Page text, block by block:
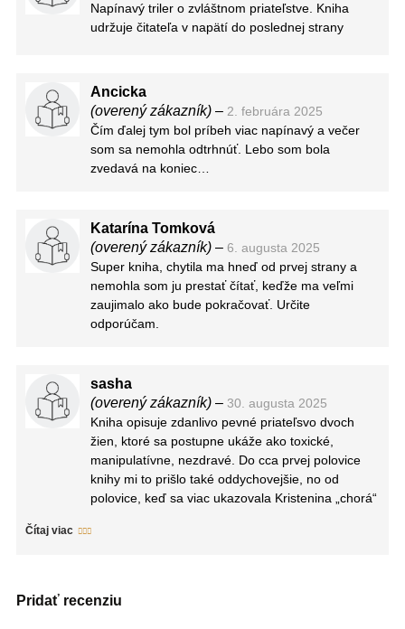
isté pasáže ma veľmi bavili a čítala sa naozaj
dobre. Škoda však monotónneho deja a konca
Napínavý triler o zvláštnom priateľstve. Kniha
udržuje čitateľa v napätí do poslednej strany
Ancicka
(overený zákazník) – 2. februára 2025
Čím ďalej tym bol príbeh viac napínavý a večer
som sa nemohla odtrhnúť. Lebo som bola
zvedavá na koniec…
Katarína Tomková
(overený zákazník) – 6. augusta 2025
Super kniha, chytila ma hneď od prvej strany a
nemohla som ju prestať čítať, keďže ma veľmi
zaujimalo ako bude pokračovať. Určite
odporúčam.
sasha
(overený zákazník) – 30. augusta 2025
Kniha opisuje zdanlivo pevné priateľsvo dvoch
žien, ktoré sa postupne ukáže ako toxické,
manipulatívne, nezdravé. Do cca prvej polovice
knihy mi to prišlo také oddychovejšie, no od
polovice, keď sa viac ukazovala Kristenina „chorá“
viac baviť. Veci naberali spád a potrebovala som
pokoj, priebeh vyšetrovania a vzťah s Aaronom,
Čítaj viac
Pridať recenziu